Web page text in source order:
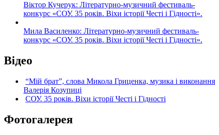
Віктор Кучерук: Літературно-музичний фестиваль-
конкурс «СОУ. 35 років. Віхи історії Честі і Гідності».
Мила Василенко: Літературно-музичний фестиваль-
конкурс «СОУ. 35 років. Віхи історії Честі і Гідності».
Відео
“Мій брат”, слова Микола Гриценка, музика і виконання
Валерія Козупиці
СОУ. 35 років. Віхи історії Честі і Гідності
Фотогалерея